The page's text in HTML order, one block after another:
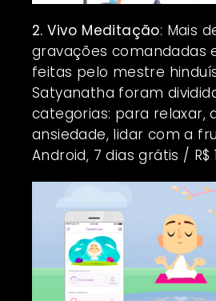
2. Vivo Meditação: Mais
gravações comandadas
feitas pelo mestre
Satyanatha foram
categorias: para relaxar,
ansiedade, lidar com a
Android, 7 dias grátis / R$